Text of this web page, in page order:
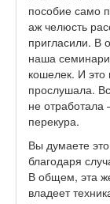
пособие само
аж челюсть
пригласили. В
наша
кошелек. И это
прослушала.
не отработала
перекура.
Вы думаете
благодаря
В общем, эта
владеет